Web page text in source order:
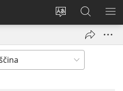
Spremeni
spletnega
mesta
Prijava
(odpre
Iskanje
po
JW.ORG